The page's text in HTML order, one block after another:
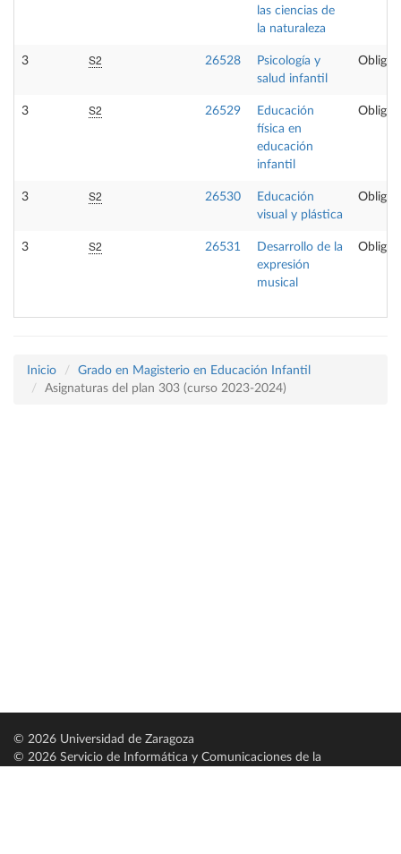
las ciencias de
la naturaleza
3 S2 26528
Psicología y
salud infantil
3 S2 26529
Educación
física en
educación
infantil
3 S2 26530
Educación
visual y plástica
3 S2 26531
Desarrollo de la
expresión
musical
Inicio
Grado en Magisterio en Educación Infantil
Asignaturas del plan 303 (curso 2023-2024)
© 2026 Universidad de Zaragoza
© 2026 Servicio de Informática y Comunicaciones de la